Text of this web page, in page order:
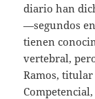
diario han
—segundos
tienen
vertebral,
Ramos, titular